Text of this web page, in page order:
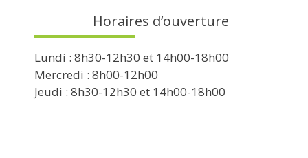
Horaires d’ouverture
Lundi : 8h30-12h30 et 14h00-18h00
Mercredi : 8h00-12h00
Jeudi : 8h30-12h30 et 14h00-18h00